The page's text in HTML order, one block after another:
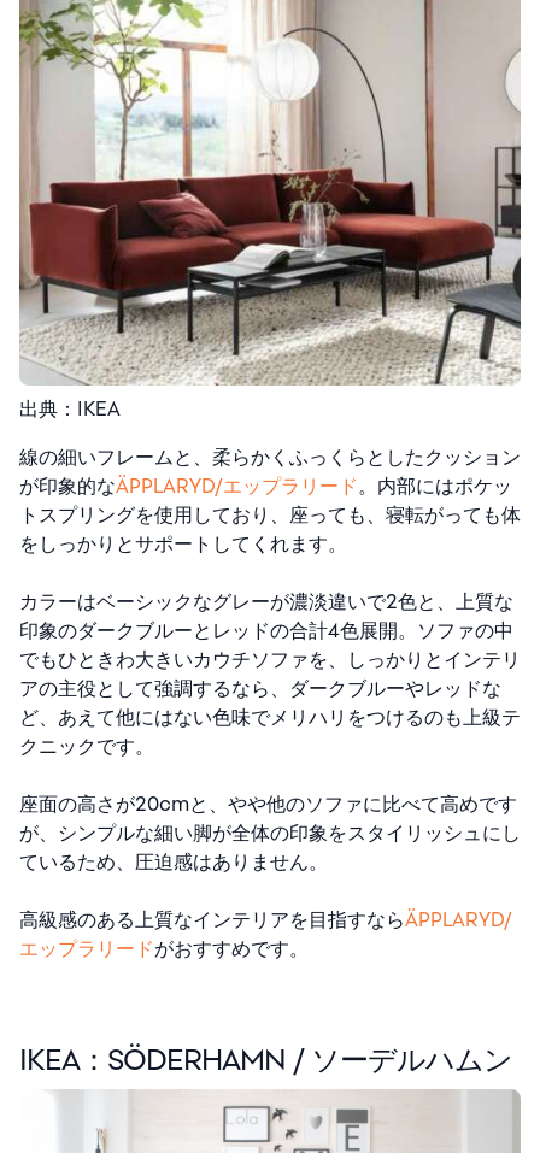
出典：IKEA
線の細いフレームと、柔らかくふっくらとしたクッション
が印象的なÄPPLARYD/エップラリード。内部にはポケッ
トスプリングを使用しており、座っても、寝転がっても体
をしっかりとサポートしてくれます。
カラーはベーシックなグレーが濃淡違いで2色と、上質な
印象のダークブルーとレッドの合計4色展開。ソファの中
でもひときわ大きいカウチソファを、しっかりとインテリ
アの主役として強調するなら、ダークブルーやレッドな
ど、あえて他にはない色味でメリハリをつけるのも上級テ
クニックです。
座面の高さが20cmと、やや他のソファに比べて高めです
が、シンプルな細い脚が全体の印象をスタイリッシュにし
ているため、圧迫感はありません。
高級感のある上質なインテリアを目指すならÄPPLARYD/
エップラリードがおすすめです。
IKEA： SÖDERHAMN / ソーデルハムン